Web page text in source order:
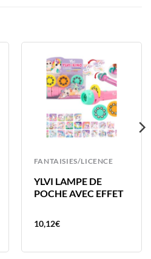
FANTAISIES/LICENCE
YLVI LAMPE DE
POCHE AVEC EFFET
10,12€